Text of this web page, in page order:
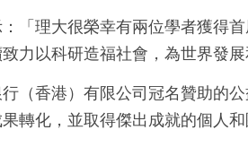
「理大很榮幸有兩位學者獲得
力以科研造福社會，為世界發展
（香港）有限公司冠名贊助的
轉化，並取得傑出成就的個人